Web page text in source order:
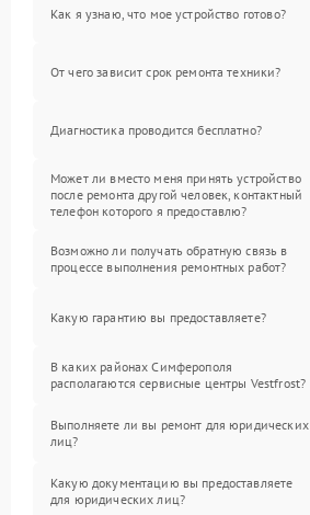
Как я узнаю, что мое устройство готово?
От чего зависит срок ремонта техники?
Диагностика проводится бесплатно?
Может ли вместо меня принять устройство
после ремонта другой человек, контактный
телефон которого я предоставлю?
Возможно ли получать обратную связь в
процессе выполнения ремонтных работ?
Какую гарантию вы предоставляете?
В каких районах Симферополя
располагаются сервисные центры Vestfrost?
Выполняете ли вы ремонт для юридических
лиц?
Какую документацию вы предоставляете
для юридических лиц?